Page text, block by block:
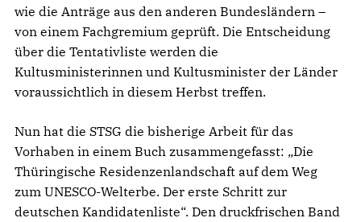
wie die Anträge aus den anderen Bundesländern –
von einem Fachgremium geprüft. Die Entscheidung
über die Tentativliste werden die
Kultusministerinnen und Kultusminister der Länder
voraussichtlich in diesem Herbst treffen.
Nun hat die STSG die bisherige Arbeit für das
Vorhaben in einem Buch zusammengefasst: „Die
Thüringische Residenzenlandschaft auf dem Weg
zum UNESCO-Welterbe. Der erste Schritt zur
deutschen Kandidatenliste“. Den druckfrischen Band